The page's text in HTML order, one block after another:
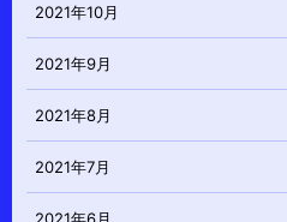
2021年10月
2021年9月
2021年8月
2021年7月
2021年6月